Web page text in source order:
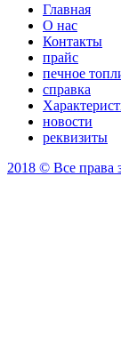
Главная
О нас
Контакты
прайс
печное
справка
новости
реквизиты
2018 © Все